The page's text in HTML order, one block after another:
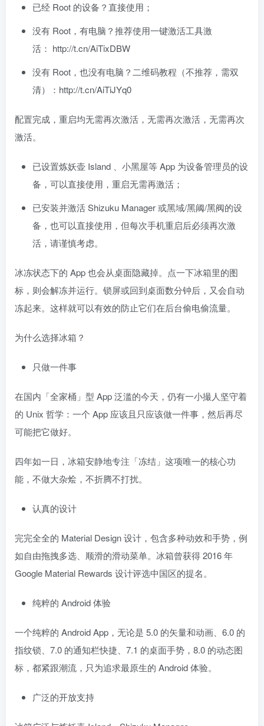
已经 Root 的设备？直接使用；
没有 Root，有电脑？推荐使用一键激活工具激
活： http://t.cn/AiTixDBW
没有 Root，也没有电脑？二维码教程（不推荐，需双
清）：http://t.cn/AiTiJYq0
配置完成，重启均无需再次激活，无需再次激活，无需再次
激活。
已设置炼妖壶 Island 、小黑屋等 App 为设备管理员的设
备，可以直接使用，重启无需再激活；
已安装并激活 Shizuku Manager 或黑域/黑阈/黑阀的设
备，也可以直接使用，但每次手机重启后必须再次激
活，请谨慎考虑。
冰冻状态下的 App 也会从桌面隐藏掉。点一下冰箱里的图
标，则会解冻并运行。锁屏或回到桌面数分钟后，又会自动
冻起来。这样就可以有效的防止它们在后台偷电偷流量。
为什么选择冰箱？
只做一件事
在国内「全家桶」型 App 泛滥的今天，仍有一小撮人坚守着
的 Unix 哲学：一个 App 应该且只应该做一件事，然后再尽
可能把它做好。
四年如一日，冰箱安静地专注「冻结」这项唯一的核心功
能，不做大杂烩，不折腾不打扰。
认真的设计
完完全全的 Material Design 设计，包含多种动效和手势，例
如自由拖拽多选、顺滑的滑动菜单。冰箱曾获得 2016 年
Google Material Rewards 设计评选中国区的提名。
纯粹的 Android 体验
一个纯粹的 Android App，无论是 5.0 的矢量和动画、6.0 的
指纹锁、7.0 的通知栏快捷、7.1 的桌面手势，8.0 的动态图
标，都紧跟潮流，只为追求最原生的 Android 体验。
广泛的开放支持